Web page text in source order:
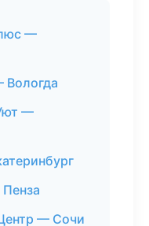
—
—
— Сочи